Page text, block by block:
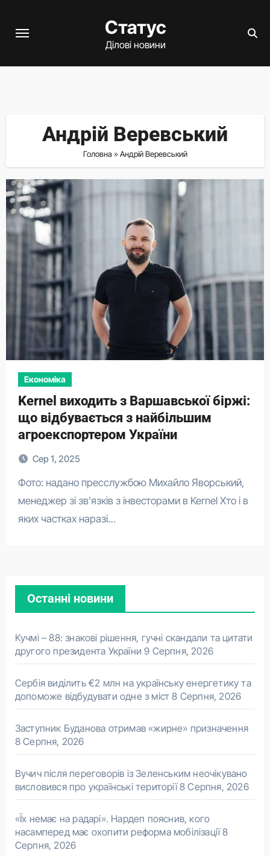
Статус
Ділові новини
Андрій Веревський
Головна » Андрій Веревський
Економіка
Kernel виходить з Варшавської біржі:
що відбувається з найбільшим
агроекспортером України
Сер 1, 2025
Фото: надано пресслужбою Михайло Яворський,
менеджер зі зв’язків з інвесторами в Kernel Хто і в
яких частках наразі…
Останні новини
Кучмі – 88: знакові рішення, гучні скандали та цитати
другого президента України 9 Серпня, 2026
Сербія виділить €2 млн на українську енергетику та
допоможе відбудувати одне з міст 8 Серпня, 2026
Заступник Буданова отримав «жирне» призначення
8 Серпня, 2026
Вучич після переговорів із Зеленським неочікувано
висловився про українські території 8 Серпня, 2026
«Їх немає на радарі». Нардеп пояснив, кого
насамперед має охопити реформа мобілізації 8
Серпня, 2026